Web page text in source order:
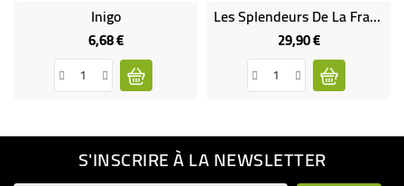
Inigo
6,68 €Prix
Les Splendeurs De La France Sacrée
29,90 €Prix
S'INSCRIRE À LA NEWSLETTER